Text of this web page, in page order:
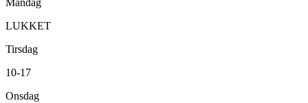
Mandag
LUKKET
Tirsdag
10-17
Onsdag